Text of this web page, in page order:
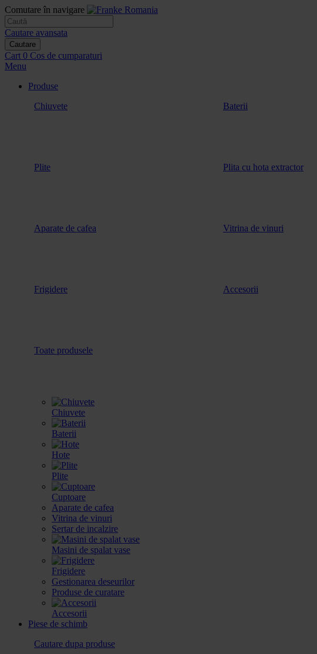
Comutare în navigare
Cautare avansata
Cautare
Cart 0 Cos de cumparaturi
Menu
Produse
Chiuvete
Baterii
Plite Plita cu hota extractor
Aparate de cafea Vitrina de vinuri
Frigidere Accesorii
Toate produsele
Chiuvete
Baterii
Hote
Plite
Cuptoare
Aparate de cafea
Vitrina de vinuri
Sertar de incalzire
Masini de spalat vase
Frigidere
Gestionarea deseurilor
Produse de curatare
Accesorii
Piese de schimb
Cautare dupa produse